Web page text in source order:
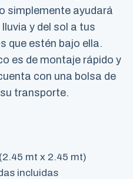
simplemente ayudará
y del sol a tus
que estén bajo ella.
es de montaje rápido y
con una bolsa de
transporte.
mt x 2.45 mt)
incluidas